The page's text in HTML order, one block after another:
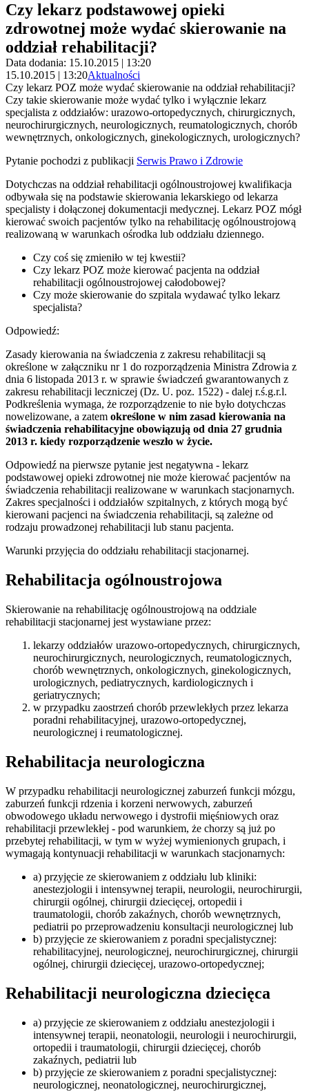
Czy lekarz podstawowej opieki
zdrowotnej może wydać skierowanie na
oddział rehabilitacji?
Data dodania: 15.10.2015 | 13:20
15.10.2015 | 13:20Aktualności
Czy lekarz POZ może wydać skierowanie na oddział rehabilitacji?
Czy takie skierowanie może wydać tylko i wyłącznie lekarz
specjalista z oddziałów: urazowo-ortopedycznych, chirurgicznych,
neurochirurgicznych, neurologicznych, reumatologicznych, chorób
wewnętrznych, onkologicznych, ginekologicznych, urologicznych?
Pytanie pochodzi z publikacji Serwis Prawo i Zdrowie
Dotychczas na oddział rehabilitacji ogólnoustrojowej kwalifikacja
odbywała się na podstawie skierowania lekarskiego od lekarza
specjalisty i dołączonej dokumentacji medycznej. Lekarz POZ mógł
kierować swoich pacjentów tylko na rehabilitację ogólnoustrojową
realizowaną w warunkach ośrodka lub oddziału dziennego.
Czy coś się zmieniło w tej kwestii?
Czy lekarz POZ może kierować pacjenta na oddział
rehabilitacji ogólnoustrojowej całodobowej?
Czy może skierowanie do szpitala wydawać tylko lekarz
specjalista?
Odpowiedź:
Zasady kierowania na świadczenia z zakresu rehabilitacji są
określone w załączniku nr 1 do rozporządzenia Ministra Zdrowia z
dnia 6 listopada 2013 r. w sprawie świadczeń gwarantowanych z
zakresu rehabilitacji leczniczej (Dz. U. poz. 1522) - dalej r.ś.g.r.l.
Podkreślenia wymaga, że rozporządzenie to nie było dotychczas
nowelizowane, a zatem określone w nim zasad kierowania na
świadczenia rehabilitacyjne obowiązują od dnia 27 grudnia
2013 r. kiedy rozporządzenie weszło w życie.
Odpowiedź na pierwsze pytanie jest negatywna - lekarz
podstawowej opieki zdrowotnej nie może kierować pacjentów na
świadczenia rehabilitacji realizowane w warunkach stacjonarnych.
Zakres specjalności i oddziałów szpitalnych, z których mogą być
kierowani pacjenci na świadczenia rehabilitacji, są zależne od
rodzaju prowadzonej rehabilitacji lub stanu pacjenta.
Warunki przyjęcia do oddziału rehabilitacji stacjonarnej.
Rehabilitacja ogólnoustrojowa
Skierowanie na rehabilitację ogólnoustrojową na oddziale
rehabilitacji stacjonarnej jest wystawiane przez:
lekarzy oddziałów urazowo-ortopedycznych, chirurgicznych,
neurochirurgicznych, neurologicznych, reumatologicznych,
chorób wewnętrznych, onkologicznych, ginekologicznych,
urologicznych, pediatrycznych, kardiologicznych i
geriatrycznych;
w przypadku zaostrzeń chorób przewlekłych przez lekarza
poradni rehabilitacyjnej, urazowo-ortopedycznej,
neurologicznej i reumatologicznej.
Rehabilitacja neurologiczna
W przypadku rehabilitacji neurologicznej zaburzeń funkcji mózgu,
zaburzeń funkcji rdzenia i korzeni nerwowych, zaburzeń
obwodowego układu nerwowego i dystrofii mięśniowych oraz
rehabilitacji przewlekłej - pod warunkiem, że chorzy są już po
przebytej rehabilitacji, w tym w wyżej wymienionych grupach, i
wymagają kontynuacji rehabilitacji w warunkach stacjonarnych:
a) przyjęcie ze skierowaniem z oddziału lub kliniki:
anestezjologii i intensywnej terapii, neurologii, neurochirurgii,
chirurgii ogólnej, chirurgii dziecięcej, ortopedii i
traumatologii, chorób zakaźnych, chorób wewnętrznych,
pediatrii po przeprowadzeniu konsultacji neurologicznej lub
b) przyjęcie ze skierowaniem z poradni specjalistycznej:
rehabilitacyjnej, neurologicznej, neurochirurgicznej, chirurgii
ogólnej, chirurgii dziecięcej, urazowo-ortopedycznej;
Rehabilitacji neurologiczna dziecięca
a) przyjęcie ze skierowaniem z oddziału anestezjologii i
intensywnej terapii, neonatologii, neurologii i neurochirurgii,
ortopedii i traumatologii, chirurgii dziecięcej, chorób
zakaźnych, pediatrii lub
b) przyjęcie ze skierowaniem z poradni specjalistycznej:
neurologicznej, neonatologicznej, neurochirurgicznej,